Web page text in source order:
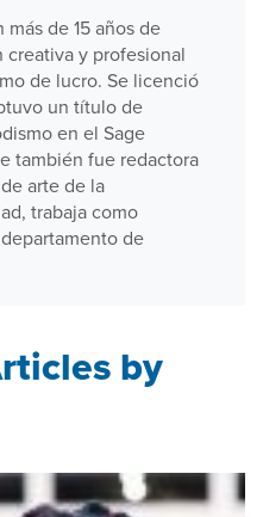
de 15 años de
y profesional
de lucro. Se licenció
un título de
en el Sage
también fue redactora
arte de la
trabaja como
de
by